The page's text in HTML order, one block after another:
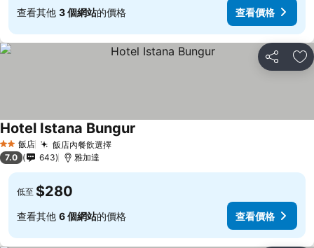
查看其他 3 個網站的價格 查看價格
分享 加
2 星級飯店 飯店內餐飲選擇
Hotel Istana Bungur
7.0 643 雅加達
低至 $280
查看其他 6 個網站的價格 查看價格